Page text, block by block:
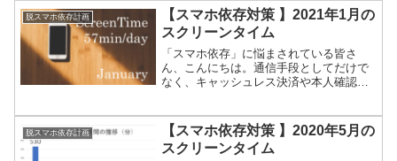
脱スマホ依存計画
【スマホ依存対策 】2021年1月の
スクリーンタイム
「スマホ依存」に悩まされている皆さ
ん、こんにちは。通信手段としてだけで
なく、キャッシュレス決済や本人確認の
よね。毎日死ぬほど忙しいのにスマホば
かりいじってしまう私たちが...
脱スマホ依存計画
【スマホ依存対策 】2020年5月の
スクリーンタイム